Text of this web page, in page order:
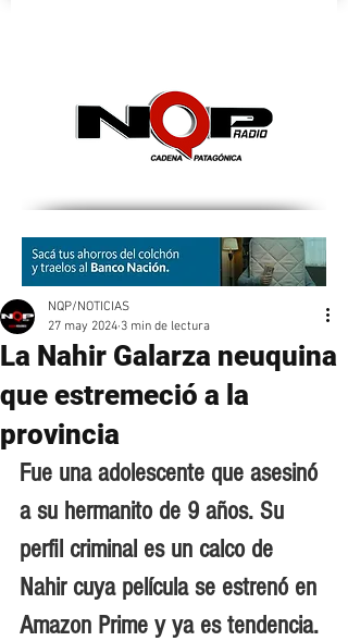
La Nahir Galarza neuquina
que estremeció a la
provincia
NQP/NOTICIAS
27 may 2024 3 min de lectura
Fue una adolescente que asesinó
a su hermanito de 9 años. Su
perfil criminal es un calco de
Nahir cuya película se estrenó en
Amazon Prime y ya es tendencia.